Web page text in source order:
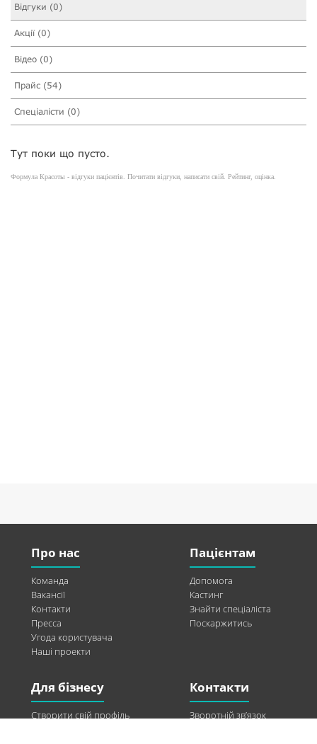
Відгуки (0)
Акції (0)
Відео (0)
Прайс (54)
Спеціалісти (0)
Тут поки що пусто.
Формула Красоты - відгуки пацієнтів. Почитати відгуки, написати свій. Рейтинг, оцінка.
Про нас
Команда
Вакансії
Контакти
Пресса
Угода користувача
Наші проекти
Пацієнтам
Допомога
Кастинг
Знайти спеціаліста
Поскаржитись
Для бізнесу
Створити свій профіль
Контакти
Зворотній зв’язок